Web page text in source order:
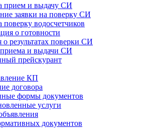
прием и выдачу СИ
заявки на поверку СИ
поверку водосчетчиков
о готовности
о результатах поверки СИ
и выдачи СИ
прейскурант
КП
договора
формы документов
услуги
документов